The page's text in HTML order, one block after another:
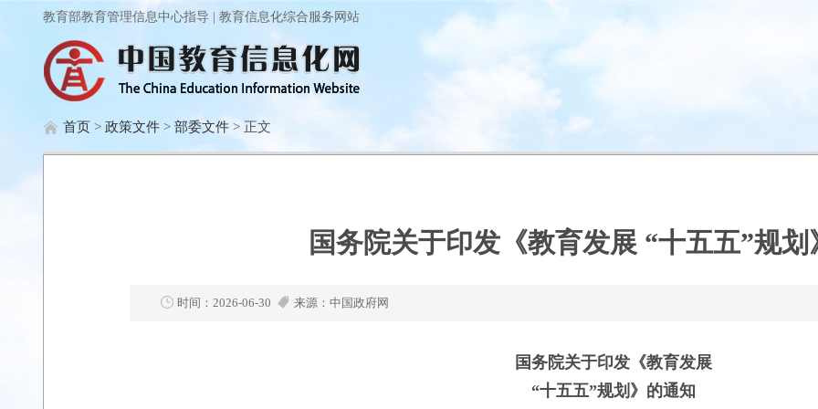
教育部教育管理信息中心指导 | 教育信息化综合服务网站
首页 > 政策文件 > 部委文件 > 正文
国务院关于印发《教育发展 “十五五”规
时间：2026-06-30 来源：中国政府网
国务院关于印发《教育发展
“十五五”规划》的通知